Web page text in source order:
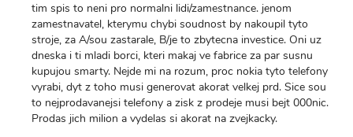
tim spis to neni pro normalni lidi/zamestnance. jenom
zamestnavatel, kterymu chybi soudnost by nakoupil tyto
stroje, za A/sou zastarale, B/je to zbytecna investice. Oni uz
dneska i ti mladi borci, kteri makaj ve fabrice za par susnu
kupujou smarty. Nejde mi na rozum, proc nokia tyto telefony
vyrabi, dyt z toho musi generovat akorat velkej prd. Sice sou
to nejprodavanejsi telefony a zisk z prodeje musi bejt 000nic.
Prodas jich milion a vydelas si akorat na zvejkacky.